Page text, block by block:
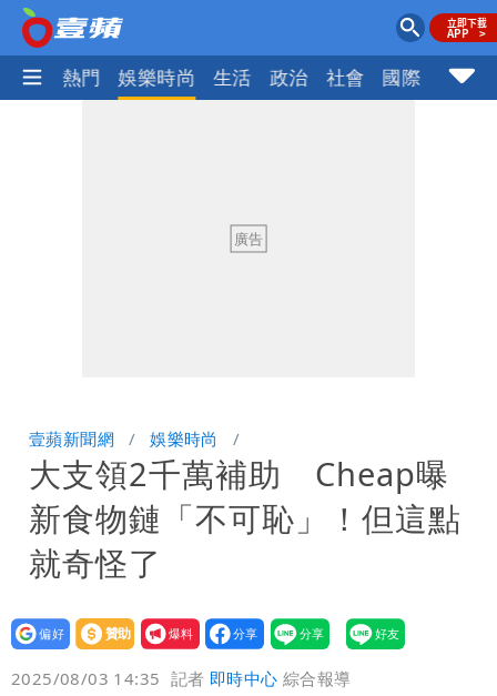
焦點 熱門 娛樂時尚 生活 政治 社會 國際 財經
壹蘋新聞網 娛樂時尚
大支領2千萬補助 Cheap曝
新食物鏈「不可恥」！但這點
就奇怪了
設為
贊助
我要
爆料
2025/08/03 14:35 記者 即時中心 綜合報導